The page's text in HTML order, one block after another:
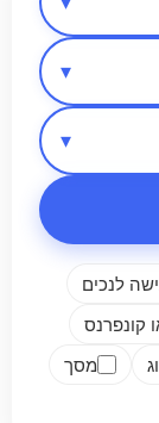
לנכים
קונפרנס
מסך